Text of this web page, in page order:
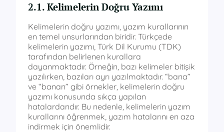
2.1. Kelimelerin Doğru Yazımı
Kelimelerin doğru yazımı, yazım kurallarının
en temel unsurlarından biridir. Türkçede
kelimelerin yazımı, Türk Dil Kurumu (TDK)
tarafından belirlenen kurallara
dayanmaktadır. Örneğin, bazı kelimeler bitişik
yazılırken, bazıları ayrı yazılmaktadır. “bana”
ve “banan” gibi örnekler, kelimelerin doğru
yazımı konusunda sıkça yapılan
hatalardandır. Bu nedenle, kelimelerin yazım
kurallarını öğrenmek, yazım hatalarını en aza
indirmek için önemlidir.